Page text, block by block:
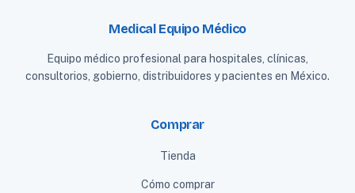
Medical Equipo Médico
Equipo médico profesional para hospitales, clínicas,
consultorios, gobierno, distribuidores y pacientes en México.
Comprar
Tienda
Cómo comprar